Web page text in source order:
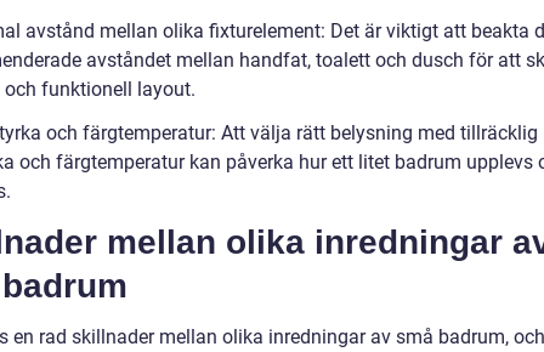
avstånd mellan olika fixturelement: Det är viktigt att beakta
avståndet mellan handfat, toalett och dusch för att
och funktionell layout.
och färgtemperatur: Att välja rätt belysning med tillräcklig
och färgtemperatur kan påverka hur ett litet badrum upplevs
mellan olika inredningar
en rad skillnader mellan olika inredningar av små badrum,